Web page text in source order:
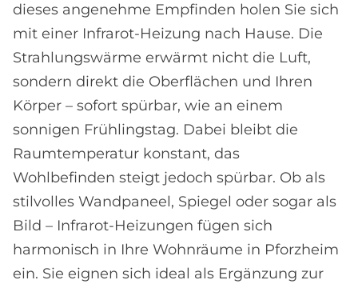
dieses angenehme Empfinden holen Sie sich
mit einer Infrarot-Heizung nach Hause. Die
Strahlungswärme erwärmt nicht die Luft,
sondern direkt die Oberflächen und Ihren
Körper – sofort spürbar, wie an einem
sonnigen Frühlingstag. Dabei bleibt die
Raumtemperatur konstant, das
Wohlbefinden steigt jedoch spürbar. Ob als
stilvolles Wandpaneel, Spiegel oder sogar als
Bild – Infrarot-Heizungen fügen sich
harmonisch in Ihre Wohnräume in Pforzheim
ein. Sie eignen sich ideal als Ergänzung zur